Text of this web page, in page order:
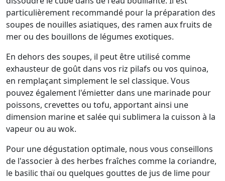
particulièrement recommandé pour la préparation des
soupes de nouilles asiatiques, des ramen aux fruits de
mer ou des bouillons de légumes exotiques.
En dehors des soupes, il peut être utilisé comme
exhausteur de goût dans vos riz pilafs ou vos quinoa,
en remplaçant simplement le sel classique. Vous
pouvez également l'émietter dans une marinade pour
poissons, crevettes ou tofu, apportant ainsi une
dimension marine et salée qui sublimera la cuisson à la
vapeur ou au wok.
Pour une dégustation optimale, nous vous conseillons
de l'associer à des herbes fraîches comme la coriandre,
le basilic thaï ou quelques gouttes de jus de lime pour